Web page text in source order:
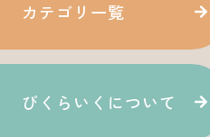
カテゴリ一覧
ぴくらいくについて